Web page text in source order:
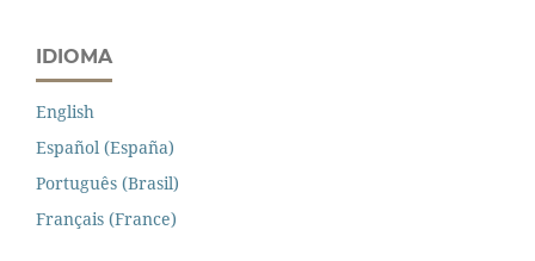
IDIOMA
English
Español (España)
Português (Brasil)
Français (France)